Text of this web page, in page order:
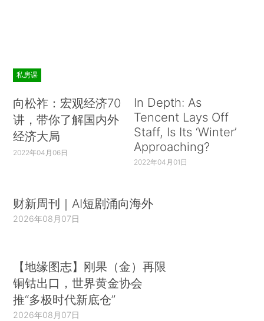
私房课
向松祚：宏观经济70
讲，带你了解国内外
经济大局
2022年04月06日
In Depth: As
Tencent Lays Off
Staff, Is Its ‘Winter’
Approaching?
2022年04月01日
财新周刊｜AI短剧涌向海外
2026年08月07日
【地缘图志】刚果（金）再限
铜钴出口，世界黄金协会
推“多极时代新底仓”
2026年08月07日